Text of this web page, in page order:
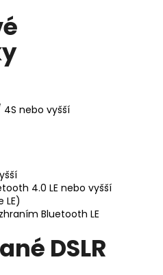
4S nebo vyšší
4.0 LE nebo vyšší
LE)
Bluetooth LE
DSLR